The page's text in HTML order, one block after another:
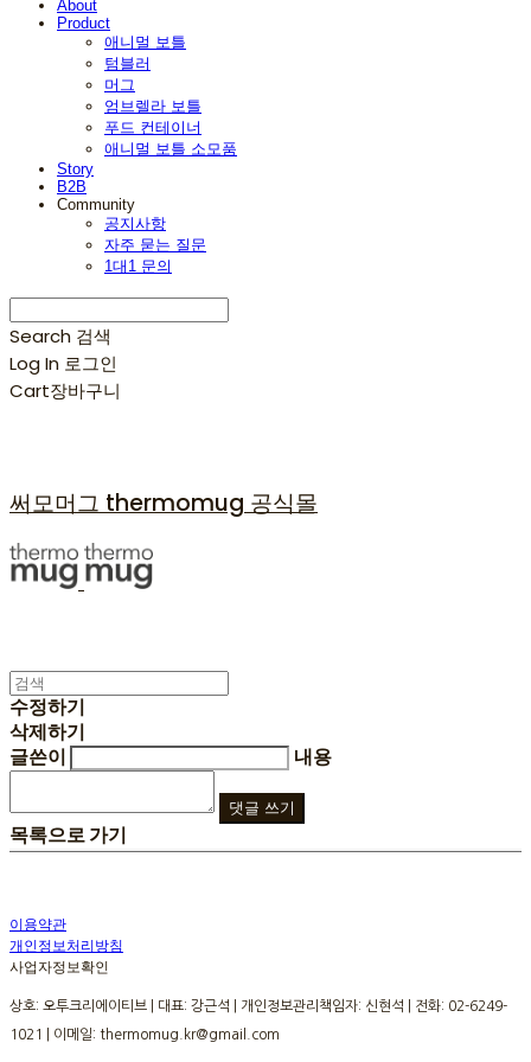
About
Product
애니멀 보틀
텀블러
머그
엄브렐라 보틀
푸드 컨테이너
애니멀 보틀 소모품
Story
B2B
Community
공지사항
자주 묻는 질문
1대1 문의
Search 검색
Log In 로그인
Cart장바구니
써모머그 thermomug 공식몰
수정하기
삭제하기
글쓴이
내용
댓글 쓰기
목록으로 가기
이용약관
개인정보처리방침
사업자정보확인
상호: 오투크리에이티브 | 대표: 강근석 | 개인정보관리책임자: 신현석 | 전화: 02-6249-
1021 | 이메일: thermomug.kr@gmail.com